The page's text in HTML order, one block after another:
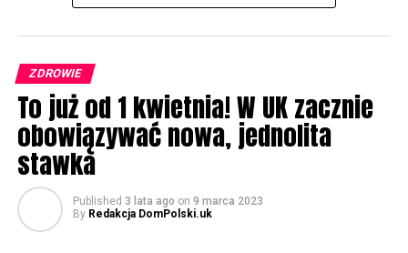
ZDROWIE
To już od 1 kwietnia! W UK zacznie
obowiązywać nowa, jednolita
stawka
Published 3 lata ago on 9 marca 2023
By Redakcja DomPolski.uk